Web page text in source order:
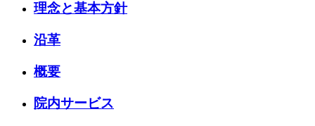
理念と基本方針
沿革
概要
院内サービス